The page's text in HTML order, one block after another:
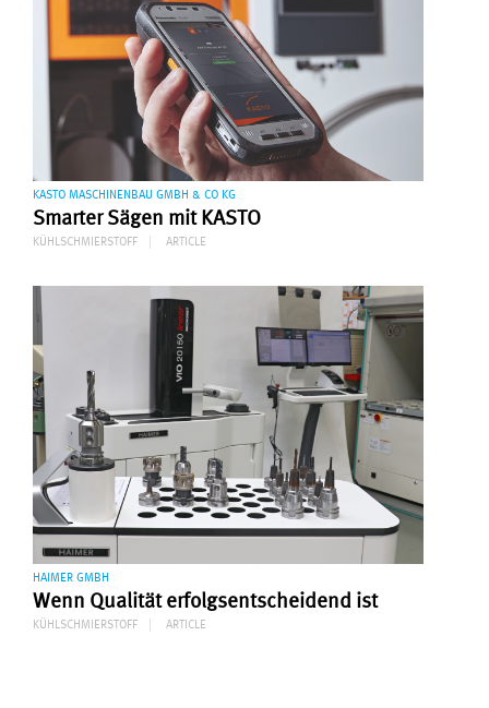
KASTO MASCHINENBAU GMBH & CO KG
Smarter Sägen mit KASTO
KÜHLSCHMIERSTOFF ARTICLE
HAIMER GMBH
Wenn Qualität erfolgsentscheidend ist
KÜHLSCHMIERSTOFF ARTICLE